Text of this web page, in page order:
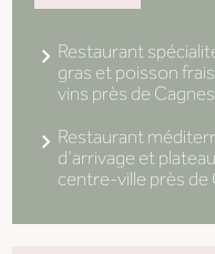
Restaurant
gras et poisson
vins près de
Restaurant
d'arrivage et
centre-ville près